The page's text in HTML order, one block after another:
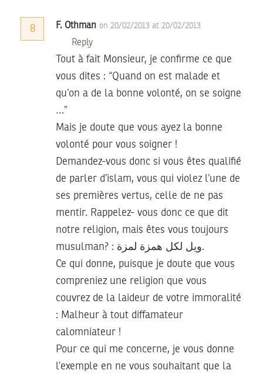
8 F. Othman on 20/02/2013 at 20/02/2013
Reply
Tout à fait Monsieur, je confirme ce que
vous dites : “Quand on est malade et
qu’on a de la bonne volonté, on se soigne
…”
Mais je doute que vous ayez la bonne
volonté pour vous soigner !
Demandez-vous donc si vous êtes qualifié
de parler d’islam, vous qui violez l’une de
ses premières vertus, celle de ne pas
mentir. Rappelez- vous donc ce que dit
notre religion, mais êtes vous toujours
musulman? : ويل لكل همزة لمزة.
Ce qui donne, puisque je doute que vous
compreniez une religion que vous
couvrez de la laideur de votre immoralité
: Malheur à tout diffamateur
calomniateur !
Pour ce qui me concerne, je vous donne
l’exemple en ne vous souhaitant que la